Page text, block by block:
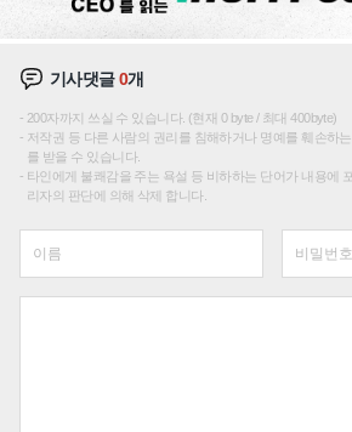
기사댓글0개
200자까지 쓰실 수 있습니다. (현재 0 byte / 최대 400byte)
저작권 등 다른 사람의 권리를 침해하거나 명예를 훼손하
를 받을 수 있습니다.
타인에게 불쾌감을 주는 욕설 등 비하하는 단어가 내용에
리자의 판단에 의해 삭제 합니다.